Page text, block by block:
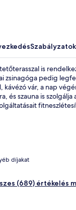
Szabályzatok
is
zsinagóga pedig
kávézó vár, a nap
és szauna is szolgálja
személyzet és a
a
séta.
díjakat
(689) értékelés